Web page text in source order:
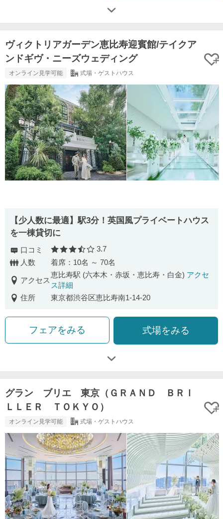
ヴィクトリアガーデン恵比寿迎賓館/テイクア
ンドギヴ・ニーズウェディング
オンライン見学可能 式場・ゲストハウス
【少人数に最適】駅3分！英国風プライベートハウス
を一棟貸切に
口コミ 口コミ評価
3.7
人数
着席：10名 ～ 70名
アクセス
恵比寿駅 (六本木・赤坂・恵比寿・白金) アクセ
ス詳細
住所
東京都渋谷区恵比寿南1-14-20
フェアをみる 式場をみる
グラン ブリエ 東京（ＧＲＡＮＤ ＢＲＩ
ＬＬＥＲ ＴＯＫＹＯ）
オンライン見学可能 式場・ゲストハウス